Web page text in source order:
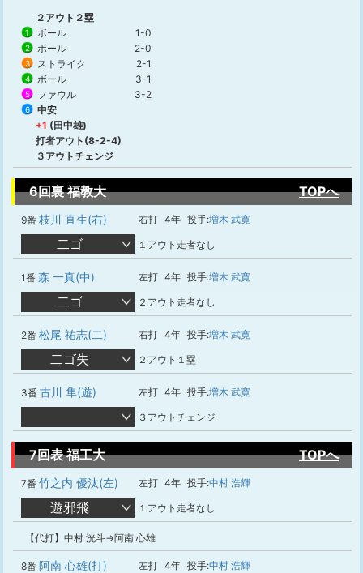
２アウト２塁
1 ボール 1-0
2 ボール 2-0
3 ストライク 2-1
4 ボール 3-1
5 ファウル 3-2
6
中安
+1 (田中雄)
打者アウト(8-2-4)
３アウトチェンジ
6回裏 福教大 TOPへ
9番 枝川 直生(右) 右打 4年 投手:増木 武寛
二ゴ １アウト走者なし
1番 森 一真(中) 左打 4年 投手:増木 武寛
二ゴ ２アウト走者なし
2番 松尾 祐志(二) 右打 4年 投手:増木 武寛
二ゴ失 ２アウト１塁
3番 古川 隼(遊) 左打 4年 投手:増木 武寛
３アウトチェンジ
7回表 福工大 TOPへ
7番 竹之内 優汰(左) 左打 4年 投手:中村 浩輝
遊邪飛 １アウト走者なし
【代打】中村 洸斗→阿南 心雄
8番 阿南 心雄(打) 左打 4年 投手:中村 浩輝